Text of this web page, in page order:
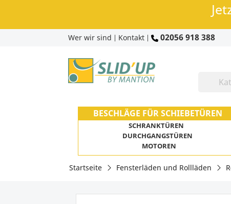
Wer wir sind | Kontakt | 02056 918 388
BESCHLÄGE FÜR SCHIEBETÜREN
SCHRANKTÜREN
DURCHGANGSTÜREN
MOTOREN
Startseite Fensterläden und Rollläden